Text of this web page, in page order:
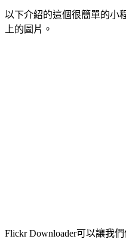
以下介紹的這個很簡單的小
上的圖片。
Flickr Downloader可以讓我